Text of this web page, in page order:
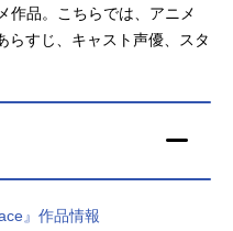
実写化映画一覧
夏アニメ
作品。こちらでは、アニメ
らすじ、キャスト声優、スタ
』作品情報